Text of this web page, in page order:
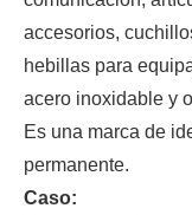
accesorios,
hebillas para
acero inoxidable y
Es una marca de
permanente.
Caso: